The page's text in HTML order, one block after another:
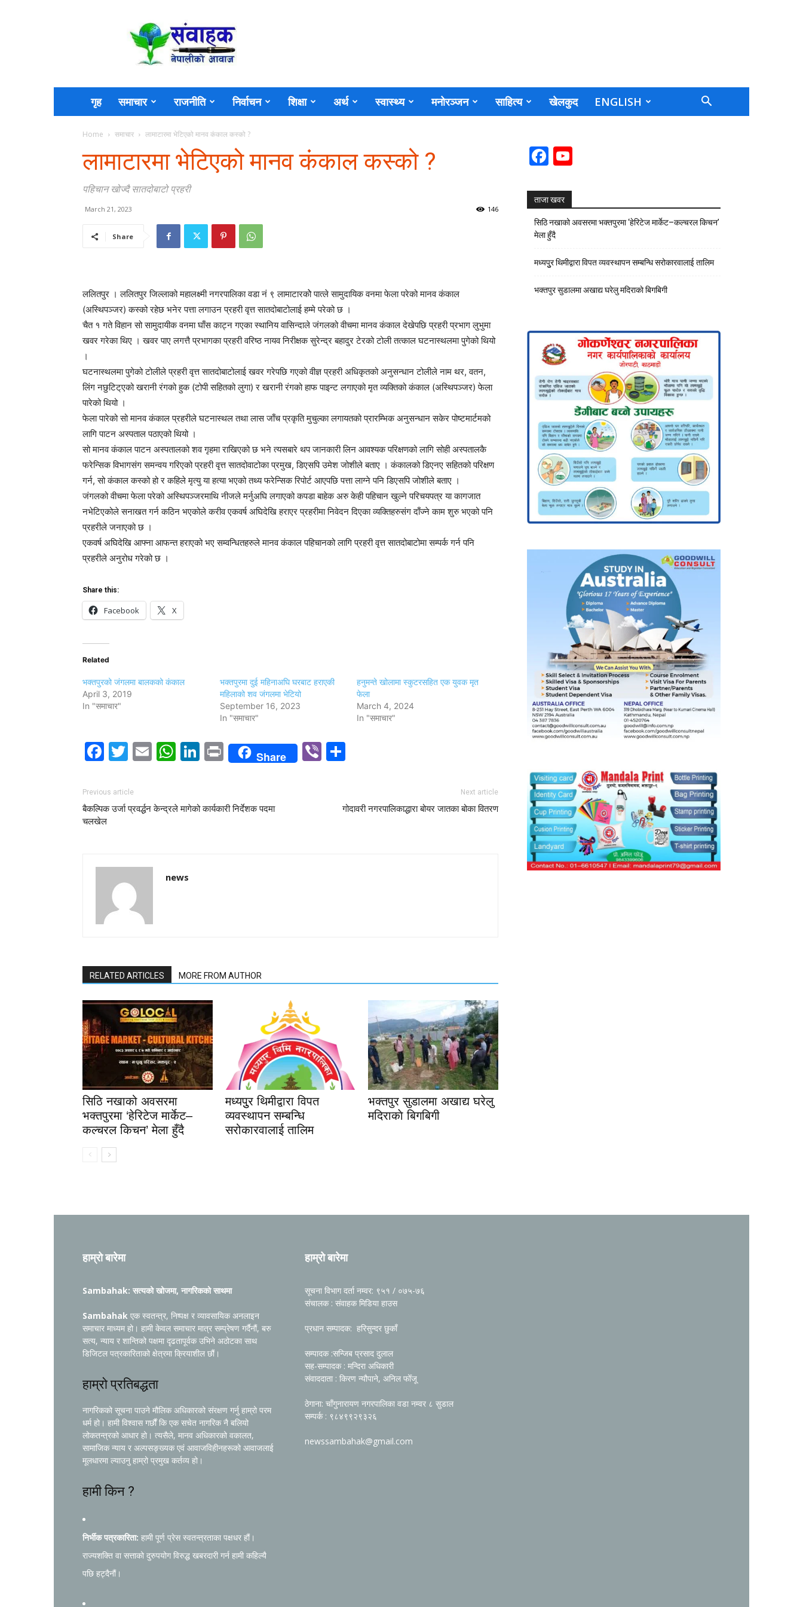
Sambahak
गृह समाचार राजनीति निर्वाचन शिक्षा अर्थ स्वास्थ्य मनोरञ्जन साहित्य खेलकुद ENGLISH
Home समाचार लामाटारमा भेटिएको मानव कंकाल कस्को ?
लामाटारमा भेटिएको मानव कंकाल कस्को ?
पहिचान खोज्दै सातदोबाटो प्रहरी
March 21, 2023 146
Share
ललितपुर । ललितपुर जिल्लाको महालक्ष्मी नगरपालिका वडा नं ९ लामाटारकोे पात्ले सामुदायिक वनमा फेला परेको मानव कंकाल
(अस्थिपञ्जर) कस्को रहेछ भनेर पत्ता लगाउन प्रहरी वृत्त सातदोबाटोलाई हम्मे परेको छ ।
चैत १ गते विहान सो सामुदायीक वनमा घाँस काट्न गएका स्थानिय वासिन्दाले जंगलको वीचमा मानव कंकाल देखेपछि प्रहरी प्रभाग लुभुमा
खवर गरेका थिए । खवर पाए लगत्तै प्रभागका प्रहरी वरिष्ठ नायव निरीक्षक सुरेन्द्र बहादुर टेरको टोली तत्काल घटनास्थलमा पुगेको थियो
।
घटनास्थलमा पुगेको टोलीले प्रहरी वृत्त सातदोबाटोलाई खवर गरेपछि गएको वीज्ञ प्रहरी अधिकृतको अनुसन्धान टोलीले नाम थर, वतन,
लिंग नछुटिट्एको खरानी रंगको हुक (टोपी सहितको लुगा) र खरानी रंगको हाफ पाइन्ट लगाएको मृत व्यक्तिको कंकाल (अस्थिपञ्जर) फेला
पारेको थियो ।
फेला पारेको सो मानव कंकाल प्रहरीले घटनास्थल तथा लास जाँच प्रकृति मुचुल्का लगायतको प्रारम्भिक अनुसन्धान सकेर पोष्टमार्टमको
लागि पाटन अस्पताल पठाएको थियो ।
सो मानव कंकाल पाटन अस्पतालको शव गृहमा राखिएको छ भने त्यसबारे थप जानकारी लिन आवश्यक परिक्षणको लागि सोही अस्पतालकै
फरेन्सिक विभागसंग समन्वय गरिएको प्रहरी वृत्त सातदोवाटोका प्रमुख, डिएसपि उमेश जोशीले बताए । कंकालको डिएनए सहितको परिक्षण
गर्न, सो कंकाल कस्को हो र कहिले मृत्यु या हत्या भएको तथ्य फरेन्सिक रिपोर्ट आएपछि पत्ता लाग्ने पनि डिएसपि जोशीले बताए ।
जंगलको वीचमा फेला परेको अस्थिपञ्जरमाथि नीजले मर्नुअघि लगाएको कपडा बाहेक अरु केही पहिचान खुल्ने परिचयपत्र या कागजात
नभेटिएकोले सनाखत गर्न कठिन भएकोले करीव एकवर्ष अघिदेखि हराएर प्रहरीमा निवेदन दिएका व्यक्तिहरुसंग दाँज्ने काम शुरु भएको पनि
प्रहरीले जनाएको छ ।
एकवर्ष अघिदेखि आफ्ना आफन्त हराएको भए सम्वन्धितहरुले मानव कंकाल पहिचानको लागि प्रहरी वृत्त सातदोबाटोमा सम्पर्क गर्न पनि
प्रहरीले अनुरोध गरेको छ ।
Share this:
Facebook X
Related
भक्तपुरको जंगलमा बालकको कंकाल
April 3, 2019
In "समाचार"
भक्तपुरमा दुई महिनाअघि घरबाट हराएकी
महिलाको शव जंगलमा भेटियो
September 16, 2023
In "समाचार"
हनुमन्‍ते खोलामा स्कुटरसहित एक युवक मृत
फेला
March 4, 2024
In "समाचार"
Facebook
Twitter
EmailWhatsApp
LinkedIn
PrintShare Viber
Previous article
बैकल्पिक उर्जा प्रवर्द्धन केन्द्रले मागेको कार्यकारी निर्देशक पदमा
चलखेल
Next article
गोदावरी नगरपालिकाद्धारा बोयर जातका बोका वितरण
news
RELATED ARTICLES MORE FROM AUTHOR
सिठि नखाको अवसरमा
भक्तपुरमा ‘हेरिटेज मार्केट–
कल्चरल किचन’ मेला हुँदै
मध्यपुुर थिमीद्वारा विपत
व्यवस्थापन सम्बन्धि
सरोकारवालाई तालिम
भक्तपुर सुडालमा अखाद्य घरेलु
मदिराकाे बिगबिगी
Facebook
ताजा खवर
सिठि नखाको अवसरमा भक्तपुरमा ‘हेरिटेज मार्केट–कल्चरल किचन’
मेला हुँदै
मध्यपुुर थिमीद्वारा विपत व्यवस्थापन सम्बन्धि सरोकारवालाई तालिम
भक्तपुर सुडालमा अखाद्य घरेलु मदिराकाे बिगबिगी
हाम्रो बारेमा
Sambahak: सत्यको खोजमा, नागरिकको साथमा
Sambahak एक स्वतन्त्र, निष्पक्ष र व्यावसायिक अनलाइन
समाचार माध्यम हो। हामी केवल समाचार मात्र सम्प्रेषण गर्दैनौं, बरु
सत्य, न्याय र शान्तिको पक्षमा दृढतापूर्वक उभिने अठोटका साथ
डिजिटल पत्रकारिताको क्षेत्रमा क्रियाशील छौं।
हाम्रो प्रतिबद्धता
नागरिकको सूचना पाउने मौलिक अधिकारको संरक्षण गर्नु हाम्रो परम
धर्म हो। हामी विश्वास गर्छौं कि एक सचेत नागरिक नै बलियो
लोकतन्त्रको आधार हो। त्यसैले, मानव अधिकारको वकालत,
सामाजिक न्याय र अल्पसङ्ख्यक एवं आवाजविहीनहरूको आवाजलाई
मूलधारमा ल्याउनु हाम्रो प्रमुख कर्तव्य हो।
हामी किन ?
निर्भीक पत्रकारिता: हामी पूर्ण प्रेस स्वतन्त्रताका पक्षधर हौं।
राज्यशक्ति वा सत्ताको दुरुपयोग विरुद्ध खबरदारी गर्न हामी कहिल्यै
पछि हट्दैनौं।
हाम्रो बारेमा
सूचना विभाग दर्ता नम्वर: ९५१ / ०७५-७६
संचालक : संवाहक मिडिया हाउस
प्रधान सम्पादक: हरिसुन्दर छुकाँ
सम्पादक :सन्जिब प्रसाद दुलाल
सह-सम्पादक : मन्दिरा अधिकारी
संवाददाता : किरण न्यौपाने, अनिल फोँजू
ठेगाना: चाँगुनारायण नगरपालिका वडा नम्वर ८ सुडाल
सम्पर्क : ९८४९९२९३२६
newssambahak@gmail.com